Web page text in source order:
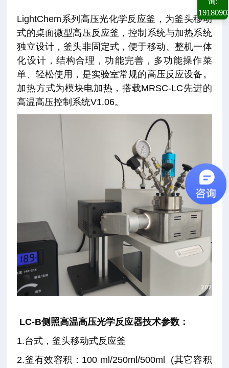
LightChem系列高压光化学反应釜，为釜头移动
式的桌面微型高压反应釜，控制系统与加热系统
独立设计，釜头非固定式，便于移动、整机一体
化设计，结构合理，功能完善，多功能操作菜
单、轻松使用，是实验室常规的高压反应设备。
加热方式为模块电加热，搭载MRSC-LC先进的
高温高压控制系统V1.06。
LC-B侧照高温高压光学反应器技术参数：
1.台式，釜头移动式反应釜
2.釜有效容积：100 ml/250ml/500ml (其它容积